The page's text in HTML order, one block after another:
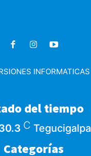
INFORMATICAS
del tiempo
C Tegucigalpa
Categorías